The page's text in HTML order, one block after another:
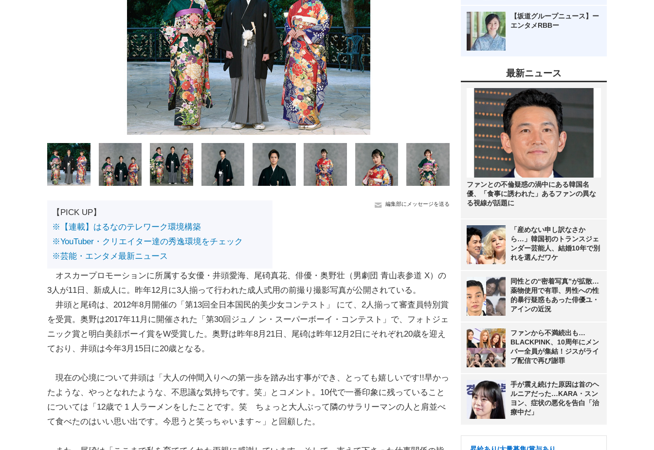
編集部にメッセージを送る
【PICK UP】
※【連載】はるなのテレワーク環境構築
※YouTuber・クリエイター達の秀逸環境をチェック
※芸能・エンタメ最新ニュース
オスカープロモーションに所属する女優・井頭愛海、尾碕真花、俳優・奥野壮（男劇団 ⻘山表参道 X）の
3人が11日、新成人に。昨年12月に3人揃って行われた成人式用の前撮り撮影写真が公開されている。
井頭と尾碕は、2012年8月開催の「第13回全日本国⺠的美少女コンテスト」 にて、2人揃って審査員特別賞
を受賞。奥野は2017年11月に開催された「第30回ジュノ ン・スーパーボーイ・コンテスト」で、フォトジェ
ニック賞と明白美顔ボーイ賞をW受賞した。奥野は昨年8月21日、尾碕は昨年12月2日にそれぞれ20歳を迎え
ており、井頭は今年3月15日に20歳となる。
現在の心境について井頭は「大人の仲間入りへの第一歩を踏み出す事ができ、とっても嬉しいです!!早かっ
たような、やっとなれたような、不思議な気持ちです。笑」とコメント。10代で一番印象に残っていること
については「12歳で 1 人ラーメンをしたことです。笑 ちょっと大人ぶって隣のサラリーマンの人と肩並べ
て食べたのはいい思い出です。今思うと笑っちゃいます～」と回顧した。
【坂道グループニュース】ー
エンタメRBBー
最新ニュース
ファンとの不倫疑惑の渦中にある韓国名
優、「食事に誘われた」あるファンの異な
る視線が話題に
「産めない申し訳なさか
ら…」韓国初のトランスジェ
ンダー芸能人、結婚10年で別
れを選んだワケ
同性との“密着写真”が拡散…
薬物使用で有罪、男性への性
的暴行疑惑もあった俳優ユ・
アインの近況
ファンから不満続出も…
BLACKPINK、10周年にメン
バー全員が集結！ジスがライ
ブ配信で再び謝罪
手が震え続けた原因は首のヘ
ルニアだった…KARA・スン
ヨン、症状の悪化を告白「治
療中だ」